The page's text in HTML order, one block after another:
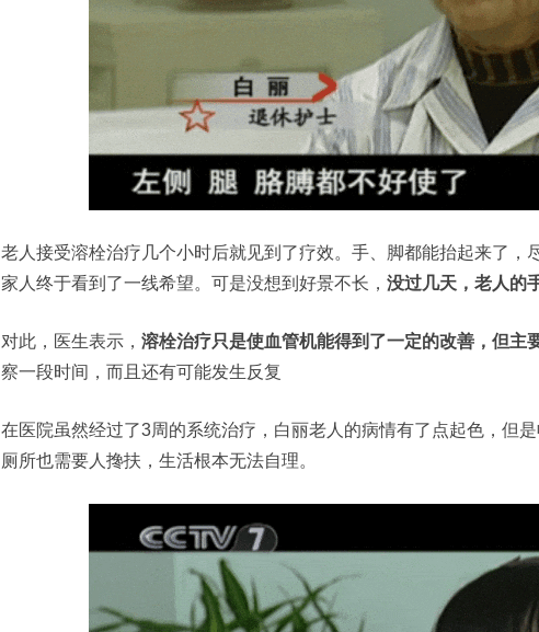
老人接受溶栓治疗几个小时后就见到了疗效。手、脚都能抬起来了，
家人终于看到了一线希望。可是没想到好景不长， 没过几天，老人的
对此，医生表示， 溶栓治疗只是使血管机能得到了一定的改善，但主
察一段时间，而且还有可能发生反复
在医院虽然经过了3周的系统治疗，白丽老人的病情有了点起色，但
厕所也需要人搀扶，生活根本无法自理。